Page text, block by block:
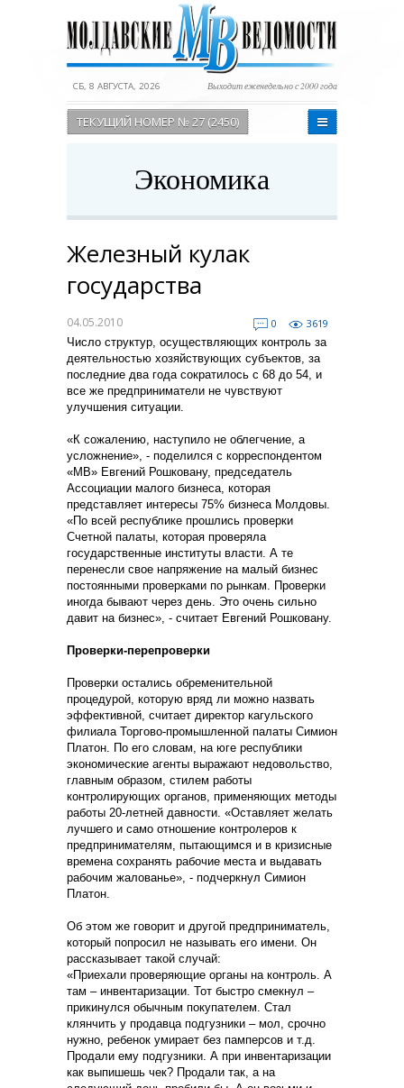
СБ, 8 АВГУСТА, 2026 Выходит еженедельно с 2000 года
ТЕКУЩИЙ НОМЕР № 27 (2450)
Экономика
Железный кулак
государства
04.05.2010 0
3619
Число структур, осуществляющих контроль за
деятельностью хозяйствующих субъектов, за
последние два года сократилось с 68 до 54, и
все же предприниматели не чувствуют
улучшения ситуации.
«К сожалению, наступило не облегчение, а
усложнение», - поделился с корреспондентом
«МВ» Евгений Рошковану, председатель
Ассоциации малого бизнеса, которая
представляет интересы 75% бизнеса Молдовы.
«По всей республике прошлись проверки
Счетной палаты, которая проверяла
государственные институты власти. А те
перенесли свое напряжение на малый бизнес
постоянными проверками по рынкам. Проверки
иногда бывают через день. Это очень сильно
давит на бизнес», - считает Евгений Рошковану.
Проверки-перепроверки
Проверки остались обременительной
процедурой, которую вряд ли можно назвать
эффективной, считает директор кагульского
филиала Торгово-промышленной палаты Симион
Платон. По его словам, на юге республики
экономические агенты выражают недовольство,
главным образом, стилем работы
контролирующих органов, применяющих методы
работы 20-летней давности. «Оставляет желать
лучшего и само отношение контролеров к
предпринимателям, пытающимся и в кризисные
времена сохранять рабочие места и выдавать
рабочим жалованье», - подчеркнул Симион
Платон.
Об этом же говорит и другой предприниматель,
который попросил не называть его имени. Он
рассказывает такой случай:
«Приехали проверяющие органы на контроль. А
там – инвентаризации. Тот быстро смекнул –
прикинулся обычным покупателем. Стал
клянчить у продавца подгузники – мол, срочно
нужно, ребенок умирает без памперсов и т.д.
Продали ему подгузники. А при инвентаризации
как выпишешь чек? Продали так, а на